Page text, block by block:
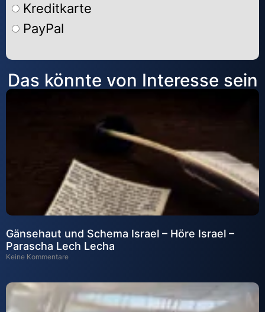
Kreditkarte
PayPal
Alternative:
Das könnte von Interesse sein
Gänsehaut und Schema Israel – Höre Israel –
Parascha Lech Lecha
Keine Kommentare